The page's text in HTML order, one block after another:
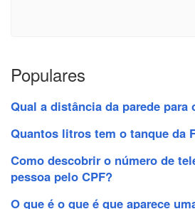
Populares
Qual a distância da parede para
Quantos litros tem o tanque da
Como descobrir o número de
pessoa pelo CPF?
O que é o que é que aparece